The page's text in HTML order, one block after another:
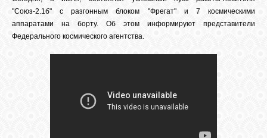
СВЯЗЬ
"Союз-2.1б" с разгонным блоком "Фрегат" и 7 космическими
аппаратами на борту. Об этом информируют представители
Федерального космического агентства.